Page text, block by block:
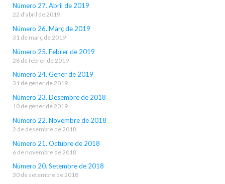
Número 27. Abril de 2019
22 d'abril de 2019
Número 26. Març de 2019
31 de març de 2019
Número 25. Febrer de 2019
28 de febrer de 2019
Número 24. Gener de 2019
31 de gener de 2019
Número 23. Desembre de 2018
10 de gener de 2019
Número 22. Novembre de 2018
2 de desembre de 2018
Número 21. Octubre de 2018
6 de novembre de 2018
Número 20. Setembre de 2018
30 de setembre de 2018